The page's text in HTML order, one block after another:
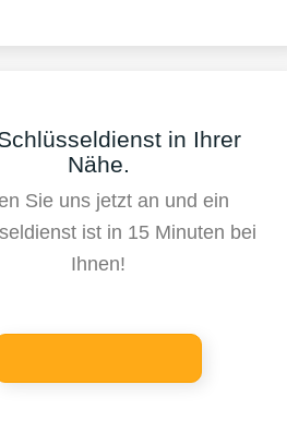
in Ihrer
Nähe.
Sie uns jetzt an und ein
ist in 15 Minuten bei
Ihnen!